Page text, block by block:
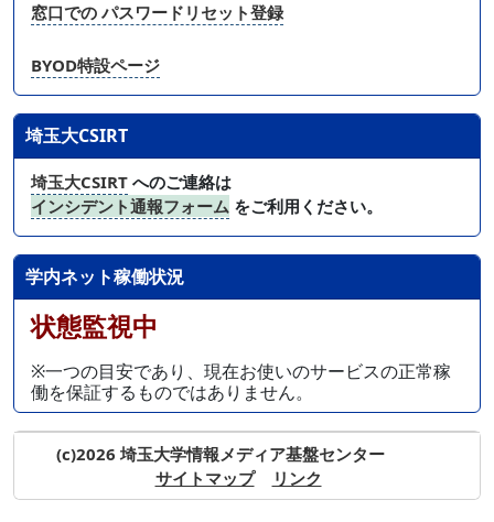
窓口での パスワードリセット登録
BYOD特設ページ
埼玉大CSIRT
埼玉大CSIRT へのご連絡は
インシデント通報フォーム をご利用ください。
学内ネット稼働状況
状態監視中
※一つの目安であり、現在お使いのサービスの正常稼
働を保証するものではありません。
(c)2026 埼玉大学情報メディア基盤センター
サイトマップ
リンク